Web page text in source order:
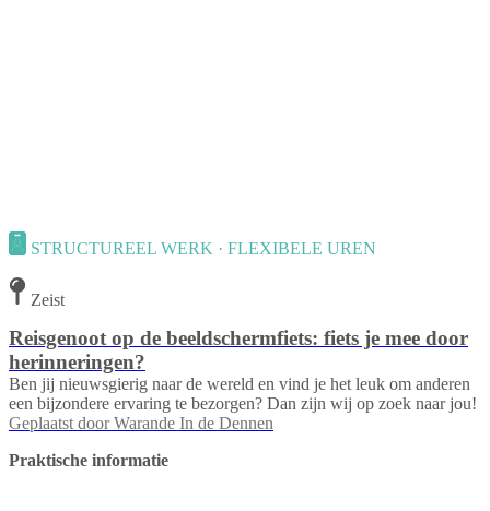
STRUCTUREEL WERK · FLEXIBELE UREN
Zeist
Reisgenoot op de beeldschermfiets: fiets je mee door
herinneringen?
Ben jij nieuwsgierig naar de wereld en vind je het leuk om anderen
een bijzondere ervaring te bezorgen? Dan zijn wij op zoek naar jou!
Geplaatst door Warande In de Dennen
Praktische informatie